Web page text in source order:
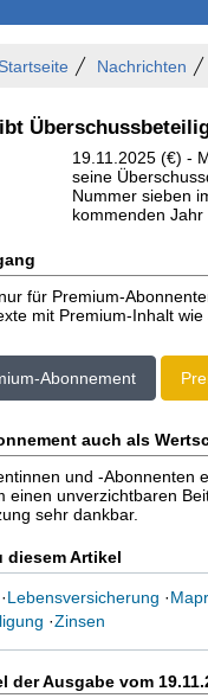
Startseite Nachrichten
19.11.2025 (€) -
seine
Nummer sieben
kommenden Jahr
für Premium-
mit Premium-Inhalt
Abonnement
auch als
und -Abonnenten
einen unverzichtbaren
sehr dankbar.
diesem Artikel
Lebensversicherung ·
·Zinsen
der Ausgabe vom